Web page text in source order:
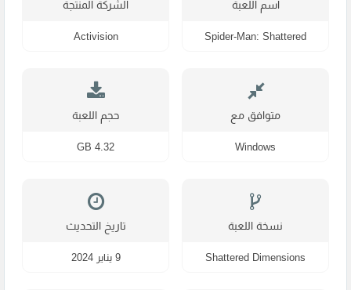
اسم اللعبة
Spider-Man: Shattered
الشركة المنتجة
Activision
متوافق مع
Windows
حجم اللعبة
4.32 GB
نسخة اللعبة
Shattered Dimensions
تاريخ التحديث
9 يناير 2024